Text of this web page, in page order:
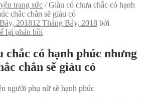
trang sức /Giàu có chưa chắc có hạnh
chắc chắn sẽ giàu có
201812 Tháng Bảy, 2018 bởi
lại phản hồi
chắc có hạnh phúc nhưng
chắn sẽ giàu có